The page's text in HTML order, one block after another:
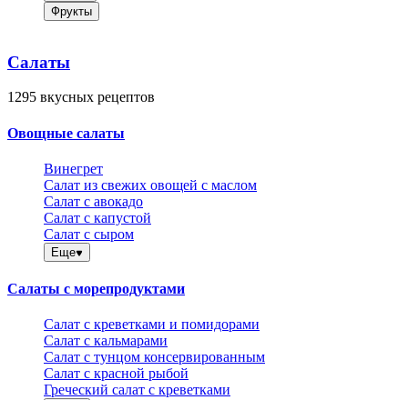
Фрукты
Салаты
1295 вкусных рецептов
Овощные салаты
Винегрет
Салат из свежих овощей с маслом
Салат с авокадо
Салат с капустой
Салат с сыром
Еще
Салаты с морепродуктами
Салат с креветками и помидорами
Салат с кальмарами
Салат с тунцом консервированным
Салат с красной рыбой
Греческий салат с креветками